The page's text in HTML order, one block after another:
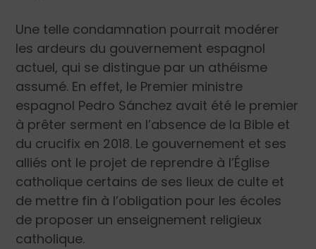
Une telle condamnation pourrait modérer
les ardeurs du gouvernement espagnol
actuel, qui se distingue par un athéisme
assumé. En effet, le Premier ministre
espagnol Pedro Sánchez avait été le premier
à prêter serment en l’absence de la Bible et
du crucifix en 2018. Le gouvernement et ses
alliés ont le projet de reprendre à l’Église
catholique certains de ses lieux de culte et
de mettre fin à l’obligation pour les écoles
de proposer un enseignement religieux
catholique.